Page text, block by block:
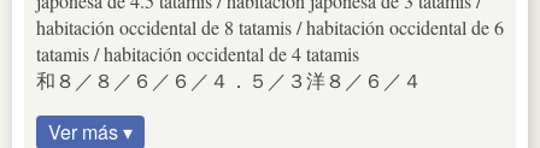
habitación occidental de 8 tatamis / habitación occidental de 6
tatamis / habitación occidental de 4 tatamis
和８／８／６／６／４．５／３洋８／６／４
Ver más ▾